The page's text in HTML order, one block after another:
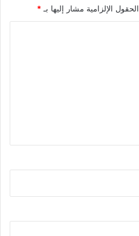
الحقول الإلزامية مشار إليها بـ *